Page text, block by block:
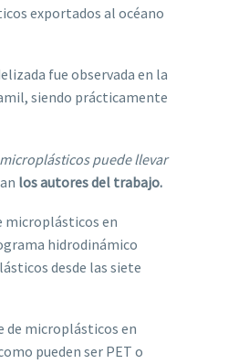
exportados al océano
fue observada en la
siendo prácticamente
puede llevar
los autores del trabajo.
microplásticos en
hidrodinámico
desde las siete
de microplásticos en
pueden ser PET o